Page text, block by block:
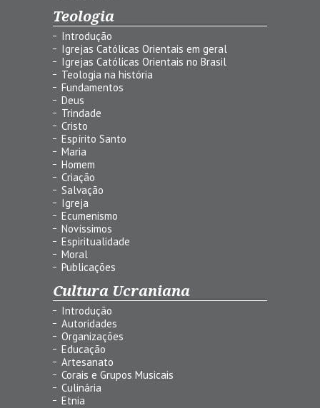
Teologia
Introdução
Igrejas Católicas Orientais em geral
Igrejas Católicas Orientais no Brasil
Teologia na história
Fundamentos
Deus
Trindade
Cristo
Espírito Santo
Maria
Homem
Criação
Salvação
Igreja
Ecumenismo
Novíssimos
Espiritualidade
Moral
Publicações
Cultura Ucraniana
Introdução
Autoridades
Organizações
Educação
Artesanato
Corais e Grupos Musicais
Culinária
Etnia